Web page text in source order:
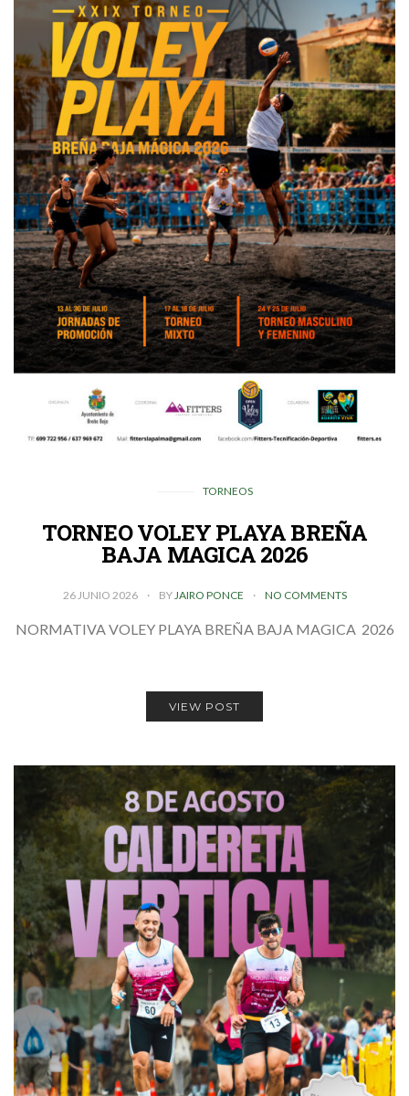
TORNEOS
TORNEO VOLEY PLAYA BREÑA
BAJA MAGICA 2026
26 JUNIO 2026 BY JAIRO PONCE NO COMMENTS
NORMATIVA VOLEY PLAYA BREÑA BAJA MAGICA 2026
VIEW POST